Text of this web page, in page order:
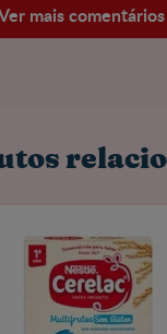
mais comentários